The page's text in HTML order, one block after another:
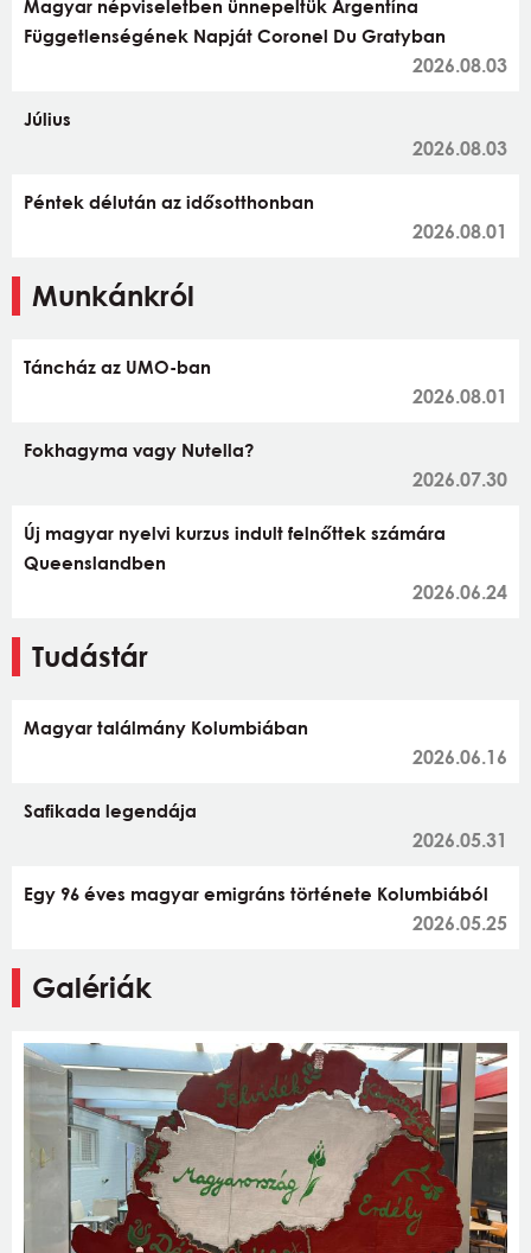
Magyar népviseletben ünnepeltük Argentína
Függetlenségének Napját Coronel Du Gratyban
2026.08.03
Július
2026.08.03
Péntek délután az idősotthonban
2026.08.01
Munkánkról
Táncház az UMO-ban
2026.08.01
Fokhagyma vagy Nutella?
2026.07.30
Új magyar nyelvi kurzus indult felnőttek számára
Queenslandben
2026.06.24
Tudástár
Magyar találmány Kolumbiában
2026.06.16
Safikada legendája
2026.05.31
Egy 96 éves magyar emigráns története Kolumbiából
2026.05.25
Galériák